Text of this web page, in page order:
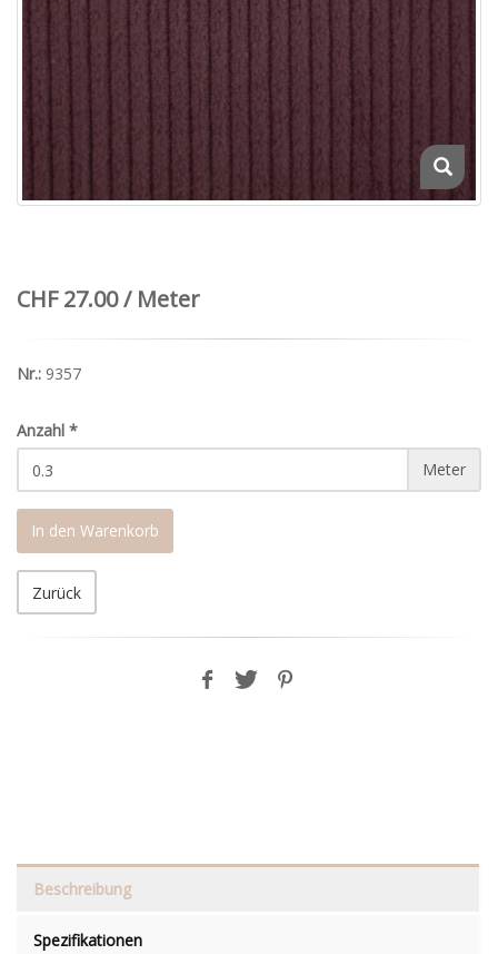
CHF 27.00 / Meter
Nr.: 9357
Anzahl *
Meter
In den Warenkorb
Zurück
Beschreibung
Spezifikationen